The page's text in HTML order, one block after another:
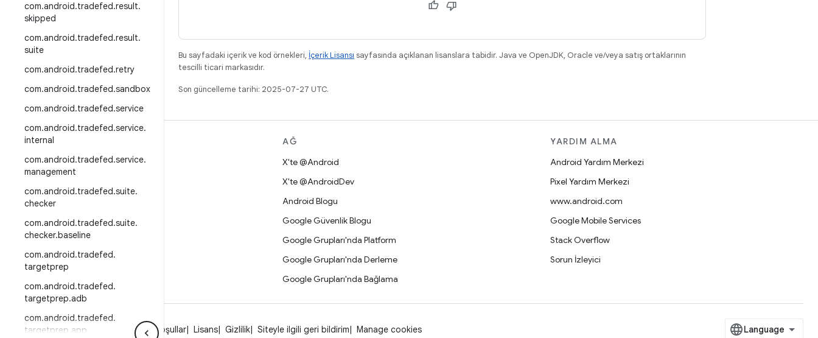
com.android.tradefed.result.
skipped
com.android.tradefed.result.
suite
com.android.tradefed.retry
com.android.tradefed.sandbox
com.android.tradefed.service
com.android.tradefed.service.
internal
com.android.tradefed.service.
management
com.android.tradefed.suite.
checker
com.android.tradefed.suite.
checker.baseline
com.android.tradefed.
targetprep
com.android.tradefed.
targetprep.adb
com.android.tradefed.
targetprep app
Bu sayfadaki içerik ve kod örnekleri, İçerik Lisansı sayfasında açıklanan lisanslara tabidir. Java ve OpenJDK, Oracle ve/veya satış ortaklarının
tescilli ticari markasıdır.
Son güncelleme tarihi: 2025-07-27 UTC.
DERLEME
Android kod deposu
İndirme
İkili programları önizle
Fabrika ayarı görüntüleri
Sürücü ikili programları
AĞ
X'te @Android
X'te @AndroidDev
Android Blogu
Google Güvenlik Blogu
Google Grupları'nda Platform
Google Grupları'nda Derleme
Google Grupları'nda Bağlama
YARDIM ALMA
Android Yardım Merkezi
Pixel Yardım Merkezi
www.android.com
Google Mobile Services
Stack Overflow
Sorun İzleyici
Android Hakkında Yasal Koşullar Lisans Gizlilik Siteyle ilgili geri bildirim Manage cookies